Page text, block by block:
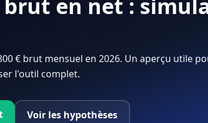
brut en net :
€ brut mensuel en 2026. Un aperçu utile
l'outil complet.
Voir les hypothèses